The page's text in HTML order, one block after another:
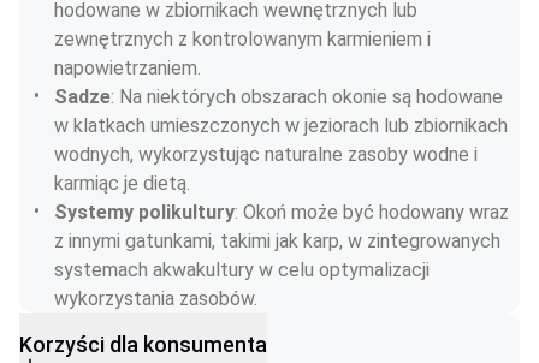
hodowane w zbiornikach wewnętrznych lub
zewnętrznych z kontrolowanym karmieniem i
napowietrzaniem.
Sadze: Na niektórych obszarach okonie są hodowane
w klatkach umieszczonych w jeziorach lub zbiornikach
wodnych, wykorzystując naturalne zasoby wodne i
karmiąc je dietą.
Systemy polikultury: Okoń może być hodowany wraz
z innymi gatunkami, takimi jak karp, w zintegrowanych
systemach akwakultury w celu optymalizacji
wykorzystania zasobów.
Korzyści dla konsumenta